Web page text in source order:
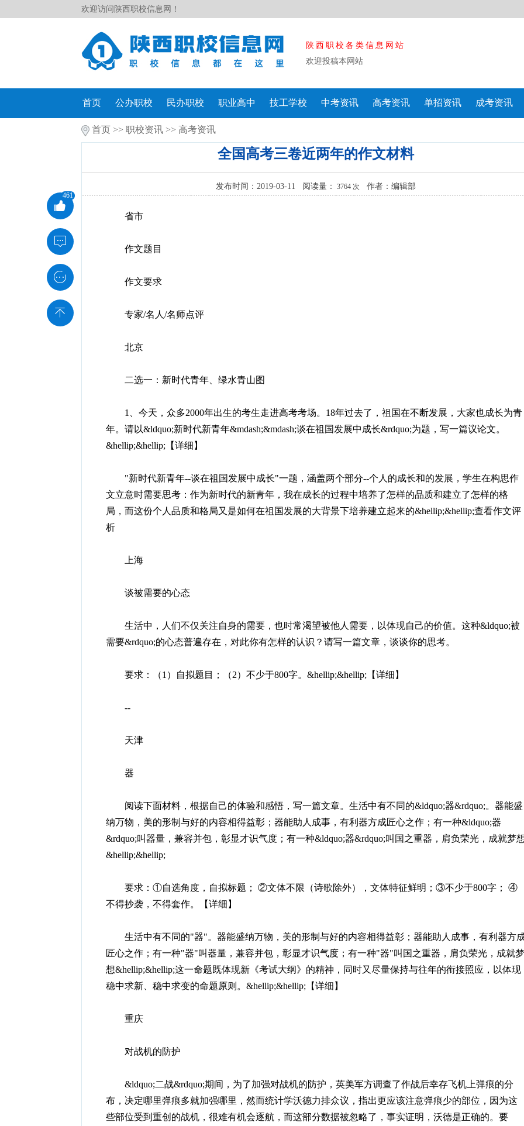
欢迎访问陕西职校信息网！
陕西职校各类信息网站
欢迎投稿本网站
首页 公办职校 民办职校 职业高中 技工学校 中考资讯 高考资讯 单招资讯 成考资讯
首页>> 职校资讯>> 高考资讯
全国高考三卷近两年的作文材料
发布时间：2019-03-11 阅读量： 3764 次 作者：编辑部
省市
作文题目
作文要求
专家/名人/名师点评
北京
二选一：新时代青年、绿水青山图
1、今天，众多2000年出生的考生走进高考考场。18年过去了，祖国在不断发展，大家也成长为青
年。请以&ldquo;新时代新青年&mdash;&mdash;谈在祖国发展中成长&rdquo;为题，写一篇议论文。
&hellip;&hellip;【详细】
"新时代新青年--谈在祖国发展中成长"一题，涵盖两个部分--个人的成长和的发展，学生在构思作
文立意时需要思考：作为新时代的新青年，我在成长的过程中培养了怎样的品质和建立了怎样的格
局，而这份个人品质和格局又是如何在祖国发展的大背景下培养建立起来的&hellip;&hellip;查看作文评
析
上海
谈被需要的心态
生活中，人们不仅关注自身的需要，也时常渴望被他人需要，以体现自己的价值。这种&ldquo;被
需要&rdquo;的心态普遍存在，对此你有怎样的认识？请写一篇文章，谈谈你的思考。
要求：（1）自拟题目；（2）不少于800字。&hellip;&hellip;【详细】
--
天津
器
阅读下面材料，根据自己的体验和感悟，写一篇文章。生活中有不同的&ldquo;器&rdquo;。器能盛
纳万物，美的形制与好的内容相得益彰；器能助人成事，有利器方成匠心之作；有一种&ldquo;器
&rdquo;叫器量，兼容并包，彰显才识气度；有一种&ldquo;器&rdquo;叫国之重器，肩负荣光，成就梦
&hellip;&hellip;
要求：①自选角度，自拟标题； ②文体不限（诗歌除外），文体特征鲜明；③不少于800字； ④
不得抄袭，不得套作。【详细】
生活中有不同的"器"。器能盛纳万物，美的形制与好的内容相得益彰；器能助人成事，有利器方
匠心之作；有一种"器"叫器量，兼容并包，彰显才识气度；有一种"器"叫国之重器，肩负荣光，成就梦
想&hellip;&hellip;这一命题既体现新《考试大纲》的精神，同时又尽量保持与往年的衔接照应，以体现
稳中求新、稳中求变的命题原则。&hellip;&hellip;【详细】
重庆
对战机的防护
&ldquo;二战&rdquo;期间，为了加强对战机的防护，英美军方调查了作战后幸存飞机上弹痕的分
布，决定哪里弹痕多就加强哪里，然而统计学沃德力排众议，指出更应该注意弹痕少的部位，因为这
些部位受到重创的战机，很难有机会逐航，而这部分数据被忽略了，事实证明，沃德是正确的。要

461


